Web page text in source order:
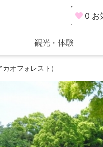
観光・体験
0 お
オフォレスト）